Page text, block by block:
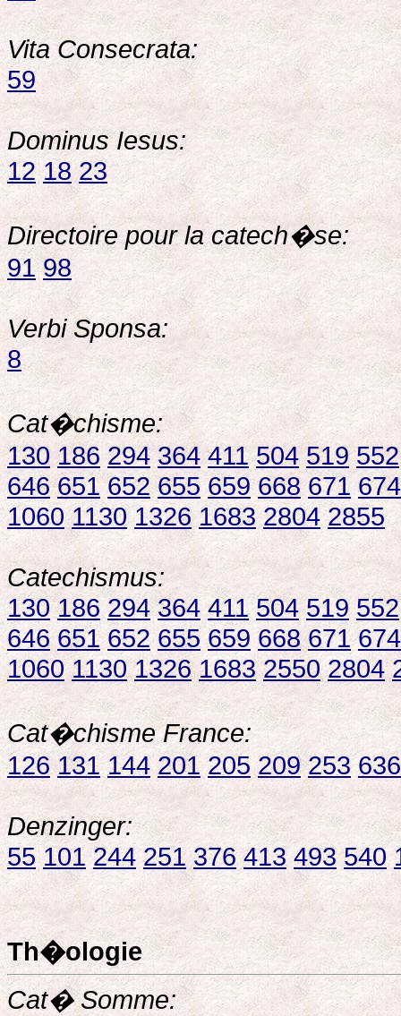
Vita Consecrata:
59
Dominus Iesus:
12 18 23
Directoire pour la catech�se:
91 98
Verbi Sponsa:
8
Cat�chisme:
130 186 294 364 411 504 519 552
646 651 652 655 659 668 671 674
1060 1130 1326 1683 2804 2855
Catechismus:
130 186 294 364 411 504 519 552
646 651 652 655 659 668 671 674
1060 1130 1326 1683 2550 2804
Cat�chisme France:
126 131 144 201 205 209 253 636
Denzinger:
55 101 244 251 376 413 493 540
Th�ologie
Cat� Somme: